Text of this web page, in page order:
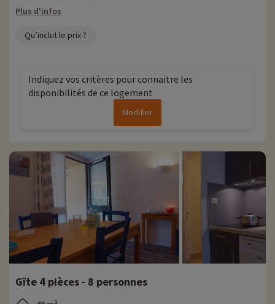
Plus d'infos
Qu’inclut le prix ?
Indiquez vos critères pour connaitre les
disponibilités de ce logement
Modifier
Gîte 4 pièces - 8 personnes